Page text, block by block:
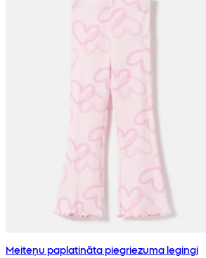
Meiteņu paplatināta piegriezuma legingi